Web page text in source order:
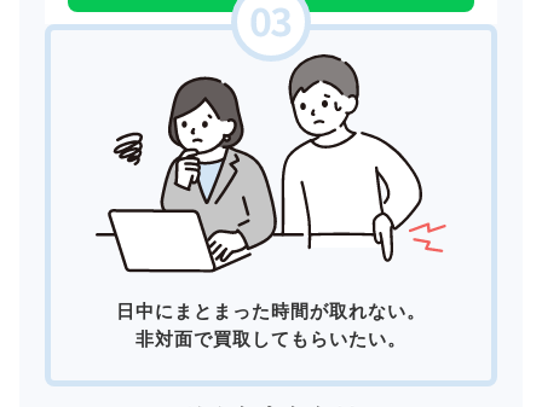
日中にまとまった時間が取れない。
非対面で買取してもらいたい。